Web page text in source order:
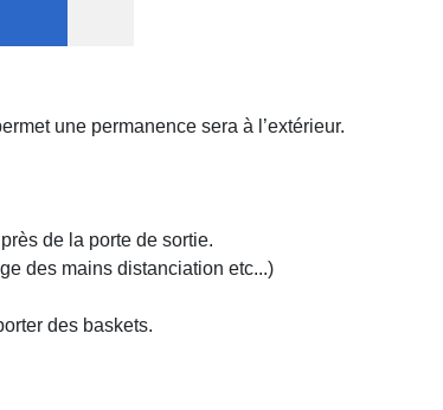
une permanence sera à l’extérieur.
de la porte de sortie.
des mains distanciation etc...)
des baskets.